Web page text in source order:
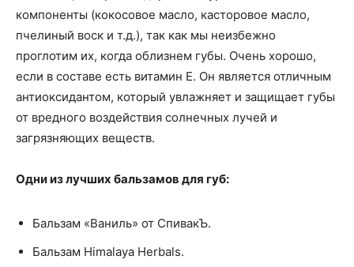
компоненты (кокосовое масло, касторовое масло,
пчелиный воск и т.д.), так как мы неизбежно
проглотим их, когда облизнем губы. Очень хорошо,
если в составе есть витамин Е. Он является отличным
антиоксидантом, который увлажняет и защищает губы
от вредного воздействия солнечных лучей и
загрязняющих веществ.
Одни из лучших бальзамов для губ:
Бальзам «Ваниль» от СпивакЪ.
Бальзам Himalaya Herbals.